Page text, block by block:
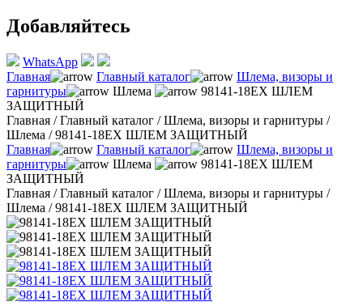
Добавляйтесь
WhatsApp
Главная
Главный каталог
Шлема, визоры и
гарнитуры
Шлема
98141-18EX ШЛЕМ
ЗАЩИТНЫЙ
Главная /Главный каталог /Шлема, визоры и гарнитуры /
Шлема /98141-18EX ШЛЕМ ЗАЩИТНЫЙ
Главная
Главный каталог
Шлема, визоры и
гарнитуры
Шлема
98141-18EX ШЛЕМ
ЗАЩИТНЫЙ
Главная /Главный каталог /Шлема, визоры и гарнитуры /
Шлема /98141-18EX ШЛЕМ ЗАЩИТНЫЙ